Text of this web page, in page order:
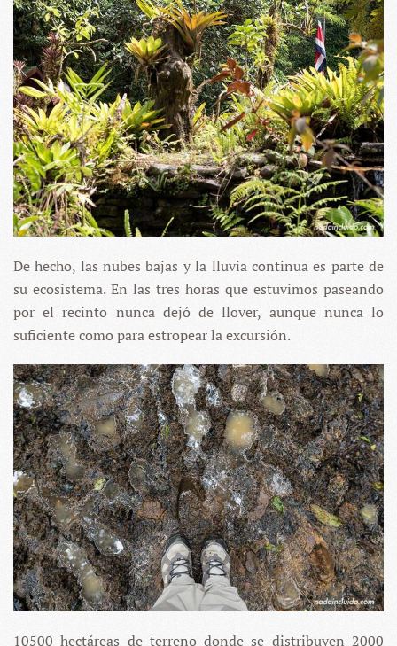
De hecho, las nubes bajas y la lluvia continua es parte de
su ecosistema. En las tres horas que estuvimos paseando
por el recinto nunca dejó de llover, aunque nunca lo
suficiente como para estropear la excursión.
10500 hectáreas de terreno donde se distribuyen 2000